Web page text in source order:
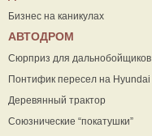
Бизнес на каникулах
АВТОДРОМ
Сюрприз для дальнобойщиков
Понтифик пересел на Hyundai
Деревянный трактор
Союзнические “покатушки”